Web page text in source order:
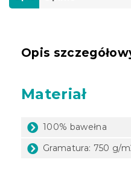
Opis
Materiał
100% bawełna
Gramatura: 750 g/